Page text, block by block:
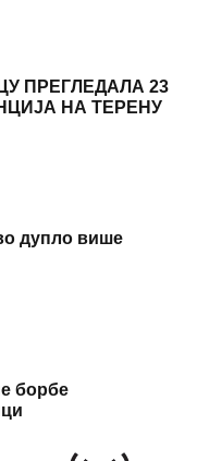
ПРЕГЛЕДАЛА 23
НА ТЕРЕНУ
дупло више
борбе